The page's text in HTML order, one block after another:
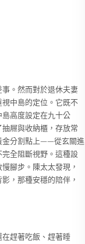
。然而對於退休夫妻
中島的定位。它既不
高度設定在九十公
屜與收納櫃，存放常
金分割點上——從玄關進
全阻斷視野。這種設
腳步。陳太太發現，
，那種安穩的陪伴，
趕著吃飯、趕著睡